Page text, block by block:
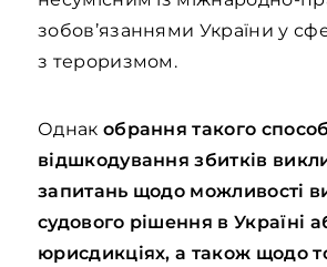
зобов’язаннями України у
з тероризмом.
Однак обрання такого
відшкодування збитків
запитань щодо можливості
судового рішення в Україні
юрисдикціях, а також щодо